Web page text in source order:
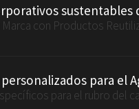
sustentables
con Productos
para el
para el rubro del